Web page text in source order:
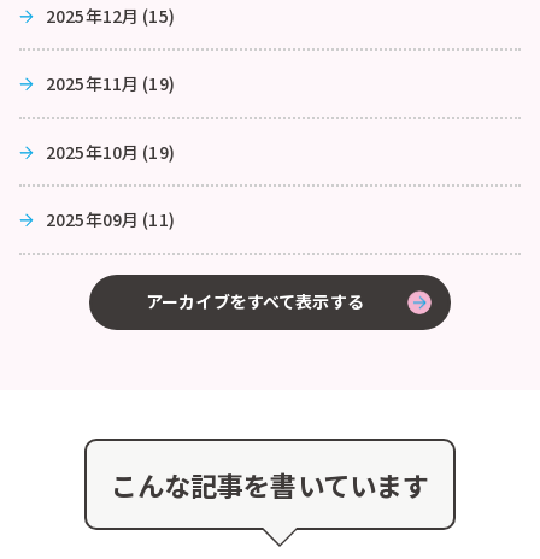
2025年12月 (15)
2025年11月 (19)
2025年10月 (19)
2025年09月 (11)
アーカイブをすべて表示する
こんな記事を書いています